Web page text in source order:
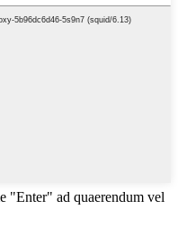
"Enter" ad quaerendum vel